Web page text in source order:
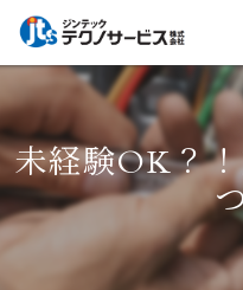
未経験OK？